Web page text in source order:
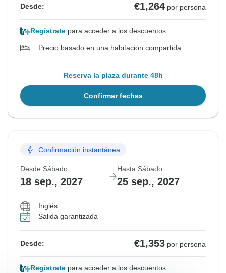
Desde: €1,264 por persona
Regístrate para acceder a los descuentos
Precio basado en una habitación compartida
Reserva la plaza durante 48h
Confirmar fechas
Confirmación instantánea
Desde Sábado
18 sep., 2027
Hasta Sábado
25 sep., 2027
Inglés
Salida garantizada
Desde: €1,353 por persona
Regístrate para acceder a los descuentos